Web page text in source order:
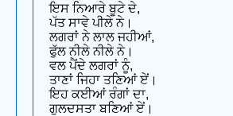
ਇਸ ਨਿਆਰੇ ਬੂਟੇ ਦੇ,
ਪੱਤ ਸਾਵੇ ਪੀਲੇ ਨੇ।
ਲਗਰਾਂ ਨੇ ਲਾਲ ਜਹੀਆਂ,
ਫੁੱਲ ਨੀਲੇ ਨੀਲੇ ਨੇ।
ਵਲ ਪੈਂਦੇ ਲਗਰਾਂ ਨੂੰ,
ਤਾਣਾਂ ਜਿਹਾ ਤਣਿਆਂ ਏਂ।
ਇਹ ਕਈਆਂ ਰੰਗਾਂ ਦਾ,
ਗੁਲਦਸਤਾ ਬਣਿਆਂ ਏਂ।